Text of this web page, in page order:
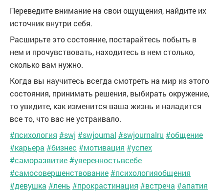
Переведите внимание на свои ощущения, найдите их
источник внутри себя.
Расширьте это состояние, постарайтесь побыть в
нем и прочувствовать, находитесь в нем столько,
сколько вам нужно.
Когда вы научитесь всегда смотреть на мир из этого
состояния, принимать решения, выбирать окружение,
то увидите, как изменится ваша жизнь и наладится
все то, что вас не устраивало.
#психология #swj #swjournal #swjournalru #общение
#карьера #бизнес #мотивация #успех
#саморазвитие#уверенностьвсебе
#самосовершенствование#психологияобщения
#девушка #лень #прокрастинация #встреча #апатия